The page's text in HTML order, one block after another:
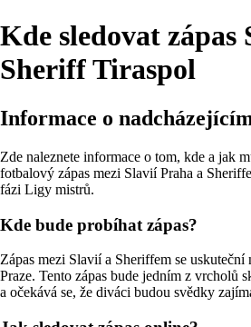
Kde sledovat zápas
Sheriff Tiraspol
Informace o
Zde naleznete informace o tom, kde a jak
fotbalový zápas mezi Slavií Praha a
fázi Ligy mistrů.
Kde bude probíhat zápas?
Zápas mezi Slavií a Sheriffem se uskuteční
Praze. Tento zápas bude jedním z vrcholů
a očekává se, že diváci budou svědky